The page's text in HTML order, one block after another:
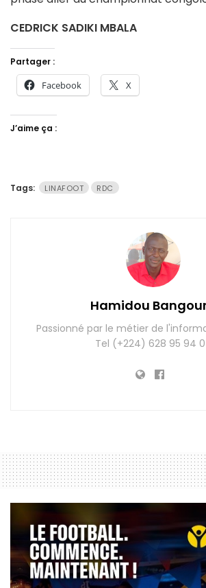
CEDRICK SADIKI MBALA
Partager :
Facebook X
J’aime ça :
Tags: LINAFOOT RDC
Hamidou
Passionné par le métier de
Tel (+224) 628 95 94